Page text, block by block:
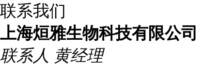
联系我们
上海烜雅生物科技有限公司
联系人 黄经理